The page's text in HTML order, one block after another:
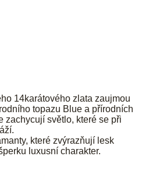
14karátového zlata zaujmou
topazu Blue a přírodních
zachycují světlo, které se při
které zvýrazňují lesk
luxusní charakter.